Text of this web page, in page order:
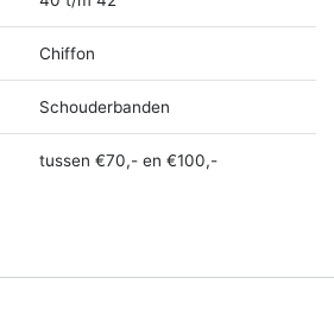
Chiffon
Schouderbanden
tussen €70,- en €100,-